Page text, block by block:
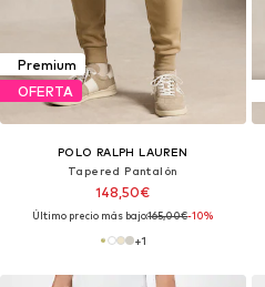
Premium
OFERTA
POLO RALPH LAUREN
Tapered Pantalón
148,50€
Último precio más bajo:165,00€-10%
+1